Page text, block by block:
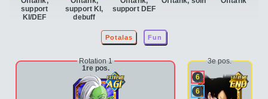
support
KI/DEF
support KI,
debuff
support DEF
Potalas Fun
Rotation 1
1re pos.
3e pos.
6
6